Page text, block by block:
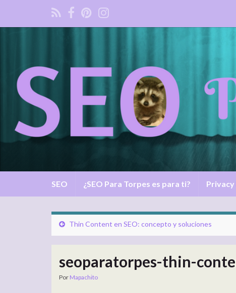
SEO ¿SEO Para Torpes es para ti? Privacy
Thin Content en SEO: concepto y soluciones
seoparatorpes-thin-
Por Mapachito